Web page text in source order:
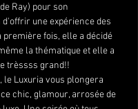
Ray) pour son
une expérience des
première fois, elle a décidé
la thématique et elle a
trèssss grand!!
le Luxuria vous plongera
chic, glamour, arrosée de